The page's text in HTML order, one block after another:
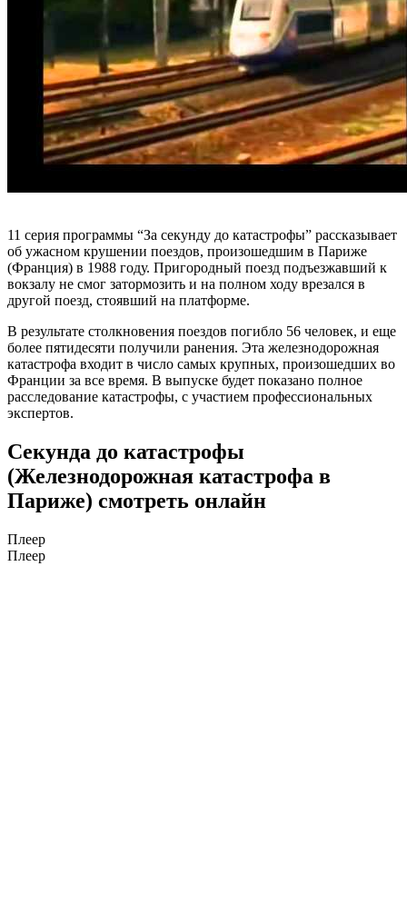
11 серия программы “За секунду до катастрофы” рассказывает
об ужасном крушении поездов, произошедшим в Париже
(Франция) в 1988 году. Пригородный поезд подъезжавший к
вокзалу не смог затормозить и на полном ходу врезался в
другой поезд, стоявший на платформе.
В результате столкновения поездов погибло 56 человек, и еще
более пятидесяти получили ранения. Эта железнодорожная
катастрофа входит в число самых крупных, произошедших во
Франции за все время. В выпуске будет показано полное
расследование катастрофы, с участием профессиональных
экспертов.
Секунда до катастрофы
(Железнодорожная катастрофа в
Париже) смотреть онлайн
Плеер
Плеер